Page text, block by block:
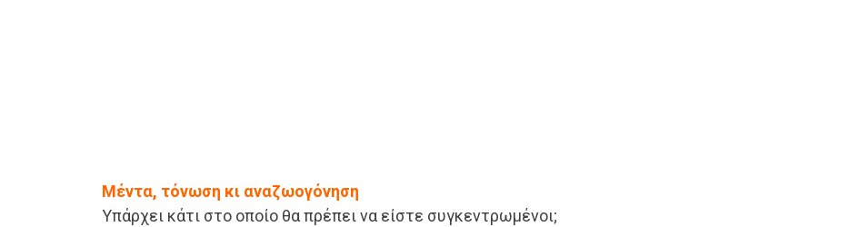
Μέντα, τόνωση κι αναζωογόνηση
Υπάρχει κάτι στο οποίο θα πρέπει να είστε συγκεντρωμένοι;